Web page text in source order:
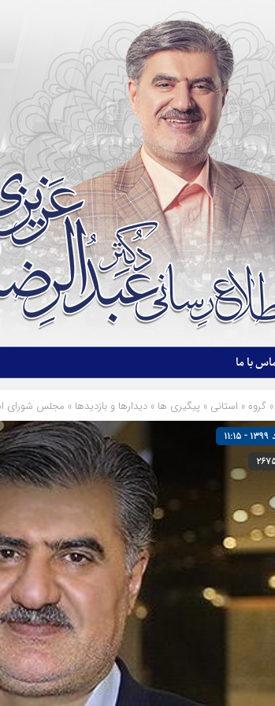
با ما
» گروه » استانی » پیگیری ها » دیدارها و بازدیدها » مجلس شورای